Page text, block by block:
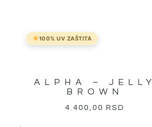
100% UV ZAŠTITA
ALPHA – JELLY
BROWN
4.400,00RSD